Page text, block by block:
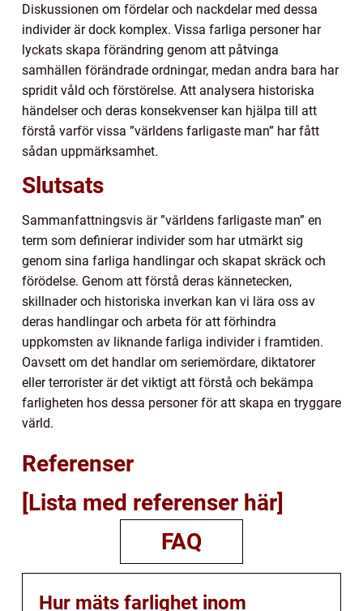
Diskussionen om fördelar och nackdelar med dessa
individer är dock komplex. Vissa farliga personer har
lyckats skapa förändring genom att påtvinga
samhällen förändrade ordningar, medan andra bara har
spridit våld och förstörelse. Att analysera historiska
händelser och deras konsekvenser kan hjälpa till att
förstå varför vissa ”världens farligaste man” har fått
sådan uppmärksamhet.
Slutsats
Sammanfattningsvis är ”världens farligaste man” en
term som definierar individer som har utmärkt sig
genom sina farliga handlingar och skapat skräck och
förödelse. Genom att förstå deras kännetecken,
skillnader och historiska inverkan kan vi lära oss av
deras handlingar och arbeta för att förhindra
uppkomsten av liknande farliga individer i framtiden.
Oavsett om det handlar om seriemördare, diktatorer
eller terrorister är det viktigt att förstå och bekämpa
farligheten hos dessa personer för att skapa en tryggare
värld.
Referenser
[Lista med referenser här]
FAQ
Hur mäts farlighet inom